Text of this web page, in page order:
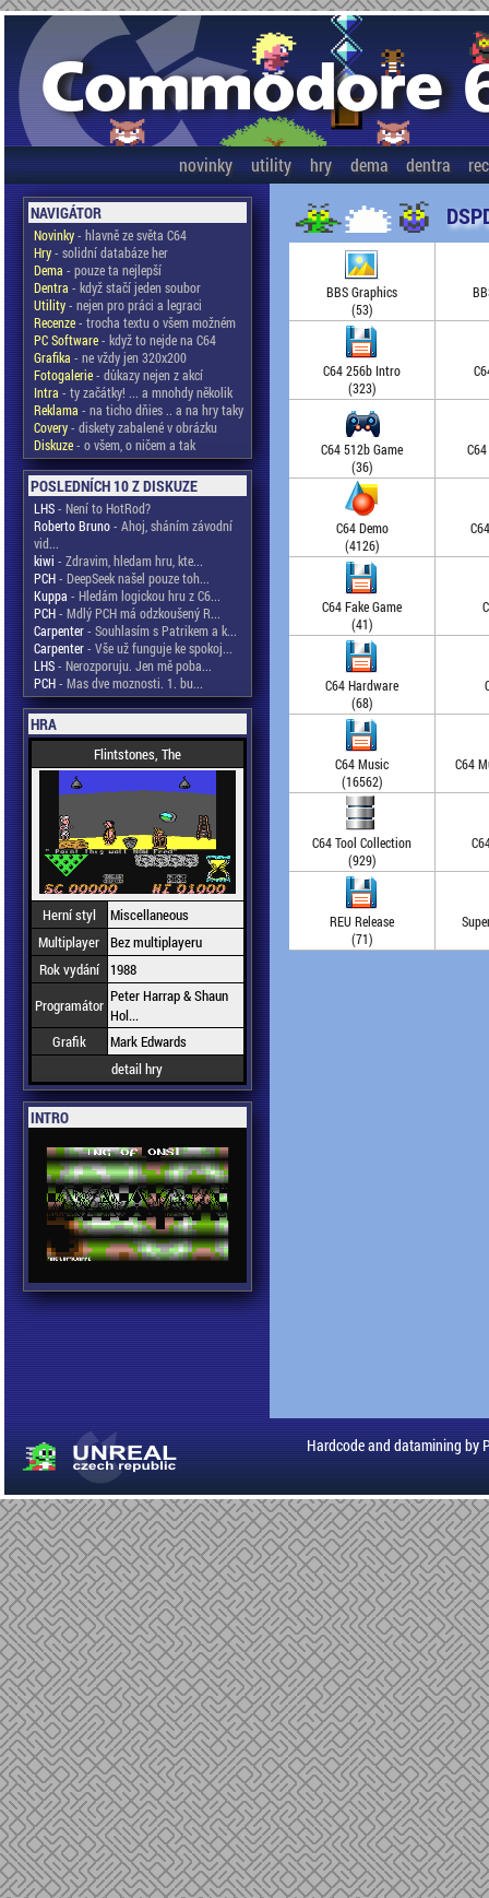
novinky utility hry dema dentra
NAVIGÁTOR
Novinky- hlavně ze světa C64
Hry- solidní databáze her
Dema - pouze ta nejlepší
Dentra - když stačí jeden soubor
Utility- nejen pro práci a legraci
Recenze- trocha textu o všem možném
PC Software- když to nejde na C64
Grafika - ne vždy jen 320x200
Fotogalerie- důkazy nejen z akcí
Intra - ty začátky! ... a mnohdy několik
Reklama - na ticho dňies .. a na hry taky
Covery- diskety zabalené v obrázku
Diskuze- o všem, o ničem a tak
POSLEDNÍCH 10 Z DISKUZE
LHS- Není to HotRod?
Roberto Bruno- Ahoj, sháním závodní
vid...
kiwi - Zdravim, hledam hru, kte...
PCH- DeepSeek našel pouze toh...
Kuppa - Hledám logickou hru z C6...
PCH- Mdlý PCH má odzkoušený R...
Carpenter- Souhlasím s Patrikem a k...
Carpenter- Vše už funguje ke spokoj...
LHS- Nerozporuju. Jen mě poba...
PCH- Mas dve moznosti. 1. bu...
HRA
Flintstones, The
Herní styl
Miscellaneous
Multiplayer Bez multiplayeru
Rok vydání
1988
Programátor Peter Harrap & Shaun
Hol...
Grafik
Mark Edwards
detail hry
INTRO
BBS Graphics
(53)
C64 256b Intro
(323)
C64 512b Game
(36)
C64 Demo
(4126)
C64 Fake Game
(41)
C64 Hardware
(68)
C64 Music
(16562)
C64
C64 Tool Collection
(929)
REU Release
(71)
Hardcode and datamining by